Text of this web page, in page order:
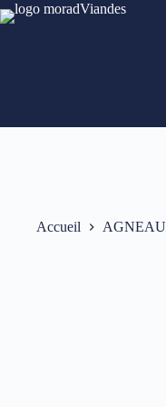
Accueil AGNEAU